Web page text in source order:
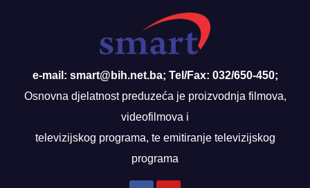
e-mail: smart@bih.net.ba; Tel/Fax: 032/650-450;
Osnovna djelatnost preduzeća je proizvodnja filmova,
videofilmova i
televizijskog programa, te emitiranje televizijskog
programa